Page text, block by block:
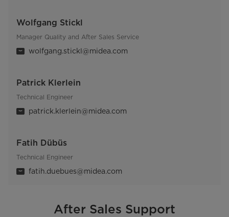
Wolfgang Stickl
Manager Quality and After Sales Service
wolfgang.stickl@midea.com
Patrick Klerlein
Technical Engineer
patrick.klerlein@midea.com
Fatih Dübüs
Technical Engineer
fatih.duebues@midea.com
After Sales Support